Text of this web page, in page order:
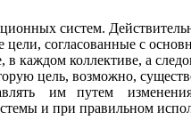
систем.
цели, согласованные с
коллективе, а
цель, возможно,
им путем
и при правильном